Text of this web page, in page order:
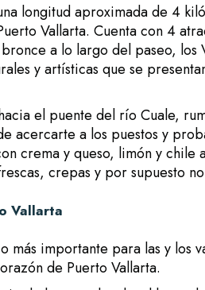
longitud aproximada de 4
Vallarta. Cuenta con 4
a lo largo del paseo, los
y artísticas que se
el puente del río Cuale,
acercarte a los puestos y
crema y queso, limón y chile
crepas y por supuesto
Vallarta
más importante para las y los
de Puerto Vallarta.